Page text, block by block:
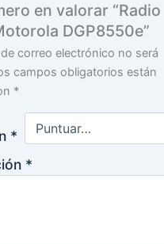
en valorar “Radio
DGP8550e”
correo electrónico no será
campos obligatorios están
*
*
*